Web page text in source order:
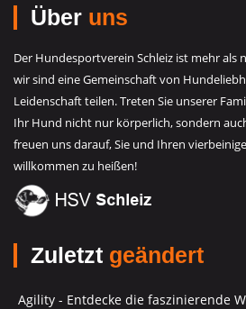
Über uns
Der Hundesportverein Schleiz ist mehr als
wir sind eine Gemeinschaft von
Leidenschaft teilen. Treten Sie unserer
Ihr Hund nicht nur körperlich, sondern
freuen uns darauf, Sie und Ihren
willkommen zu heißen!
Zuletzt geändert
Agility - Entdecke die faszinierende